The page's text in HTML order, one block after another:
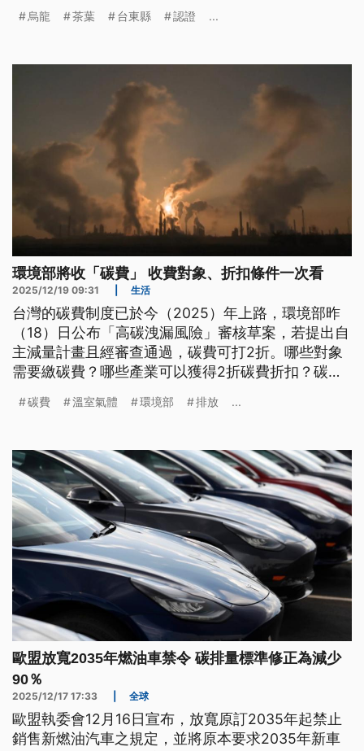
烏龍 茶葉 台東縣 認證 ...
環境部將收「碳費」 收費對象、折扣條件一次看
2025/12/19 09:31 生活
台灣的碳費制度已於今（2025）年上路，環境部昨
（18）日公布「高碳洩漏風險」審核草案，若提出自
主減量計畫且經審查通過，碳費可打2折。哪些對象
需要繳碳費？哪些產業可以獲得2折碳費折扣？碳費
碳費 溫室氣體 環境部 排放 ...
歐盟放寬2035年燃油車禁令 碳排量標準修正為減少
90％
2025/12/17 17:33 全球
歐盟執委會12月16日宣布，放寬原訂2035年起禁止
銷售新燃油汽車之規定，並將原本要求2035年新車